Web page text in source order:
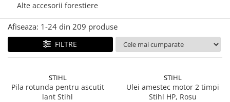
Masini de tuns iarba si accesorii
Motocoase si accesorii
Motocositori
Motosape si Motocultoare
Motoburghie
Sisteme combinate &
multifunctionale
Alte accesorii forestiere
Afiseaza: 1-24 din 209 produse
FILTRE
STIHL
Pila rotunda pentru ascutit
lant Stihl
STIHL
Ulei amestec motor 2 timpi
Stihl HP, Rosu